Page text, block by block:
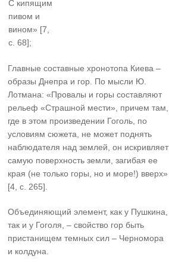
С кипящим
пивом и
вином» [7,
с. 68];
Главные составные хронотопа Киева –
образы Днепра и гор. По мысли Ю.
Лотмана: «Провалы и горы составляют
рельеф «Страшной мести», причем там,
где в этом произведении Гоголь, по
условиям сюжета, не может поднять
наблюдателя над землей, он искривляет
самую поверхность земли, загибая ее
края (не только горы, но и море!) вверх»
[4, с. 265].
Объединяющий элемент, как у Пушкина,
так и у Гоголя, – свойство гор быть
пристанищем темных сил – Черномора
и колдуна.